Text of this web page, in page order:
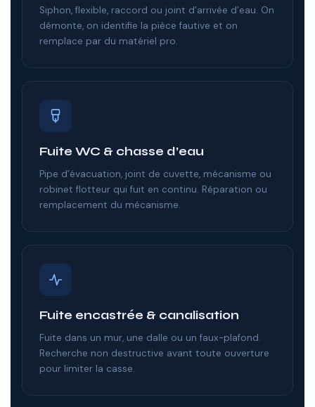
Siphon, flexible, raccord ou joint d’arrivée d’eau. On
démonte, on identifie la pièce fautive et on
remplace par du matériel pro.
Fuite WC & chasse d’eau
Pipe d’évacuation, joint de cuvette, mécanisme ou
robinet flotteur qui fuit en continu. Réparation ou
remplacement du mécanisme.
Fuite encastrée & canalisation
Fuite dans un mur, une dalle ou un faux-plafond.
Recherche non destructive avant toute ouverture
pour limiter la casse.